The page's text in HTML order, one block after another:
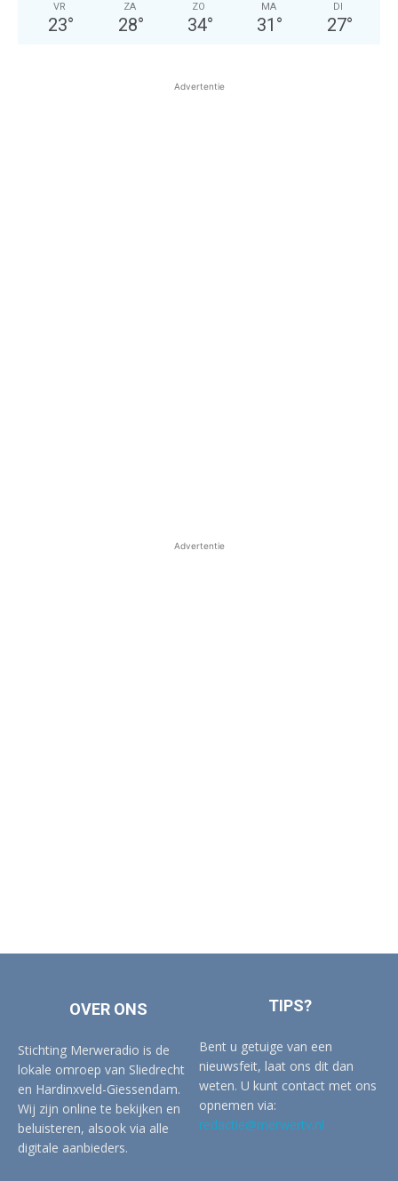
VR
23°
ZA
28°
ZO
34°
MA
31 °
DI
27°
Advertentie
Advertentie
OVER ONS
Stichting Merweradio is de
lokale omroep van Sliedrecht
en Hardinxveld-Giessendam.
Wij zijn online te bekijken en
beluisteren, alsook via alle
digitale aanbieders.
TIPS?
Bent u getuige van een
nieuwsfeit, laat ons dit dan
weten. U kunt contact met ons
opnemen via:
redactie@merwertv.nl